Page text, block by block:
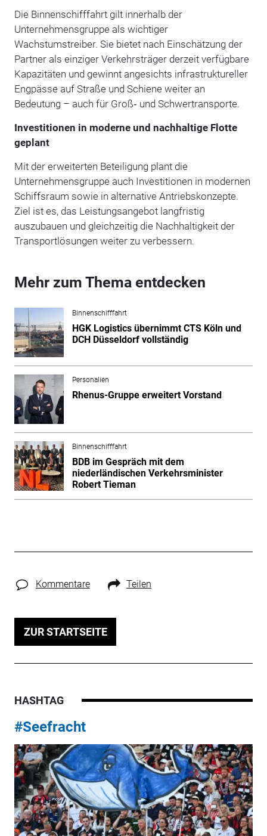
Die Binnenschifffahrt gilt innerhalb der
Unternehmensgruppe als wichtiger
Wachstumstreiber. Sie bietet nach Einschätzung der
Partner als einziger Verkehrsträger derzeit verfügbare
Kapazitäten und gewinnt angesichts infrastruktureller
Engpässe auf Straße und Schiene weiter an
Bedeutung – auch für Groß‑ und Schwertransporte.
Investitionen in moderne und nachhaltige Flotte
geplant
Mit der erweiterten Beteiligung plant die
Unternehmensgruppe auch Investitionen in modernen
Schiffsraum sowie in alternative Antriebskonzepte.
Ziel ist es, das Leistungsangebot langfristig
auszubauen und gleichzeitig die Nachhaltigkeit der
Transportlösungen weiter zu verbessern.
Mehr zum Thema entdecken
Binnenschifffahrt
HGK Logistics übernimmt CTS Köln und
DCH Düsseldorf vollständig
Personalien
Rhenus-Gruppe erweitert Vorstand
Binnenschifffahrt
BDB im Gespräch mit dem
niederländischen Verkehrsminister
Robert Tieman
Kommentare Teilen
ZUR STARTSEITE
HASHTAG
#Seefracht